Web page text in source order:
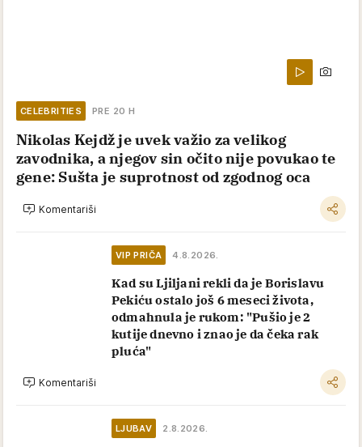
CELEBRITIES PRE 20 H
Nikolas Kejdž je uvek važio za velikog
zavodnika, a njegov sin očito nije povukao te
gene: Sušta je suprotnost od zgodnog oca
Komentariši
VIP PRIČA 4.8.2026.
Kad su Ljiljani rekli da je Borislavu
Pekiću ostalo još 6 meseci života,
odmahnula je rukom: "Pušio je 2
kutije dnevno i znao je da čeka rak
pluća"
Komentariši
LJUBAV 2.8.2026.